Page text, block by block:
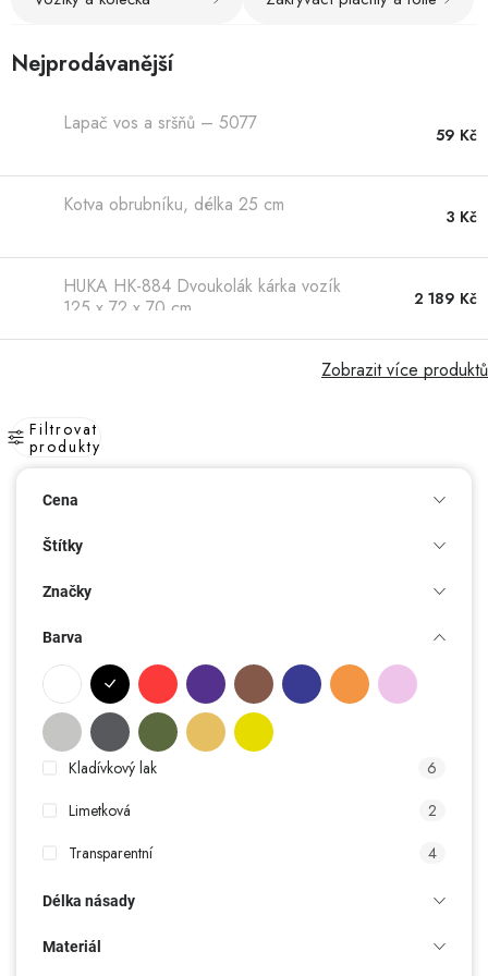
Nejprodávanější
Lapač vos a sršňů – 5077 59 Kč
Kotva obrubníku, délka 25 cm 3 Kč
HUKA HK-884 Dvoukolák kárka vozík
125 x 72 x 70 cm
2 189 Kč
Zobrazit více produktů
Filtrovat
produkty
Cena
Štítky
Značky
Barva
Kladívkový lak
6
Limetková
2
Transparentní
4
Tyrkysová
2
zelená - stříbrná
1
Délka násady
Materiál